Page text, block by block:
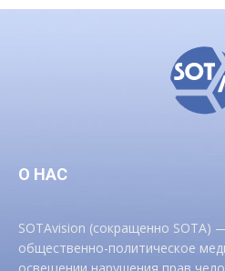
О НАС
SOTAvision (сокращенно SOTA)
общественно-политическое